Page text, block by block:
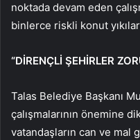
noktada devam eden
binlerce riskli konut
“DİRENÇLİ ŞEHİRLER
Talas Belediye Başkanı
çalışmalarının önemine
vatandaşların can ve mal